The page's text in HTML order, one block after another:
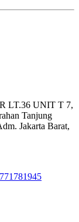
LT.36 UNIT T 7,
Tanjung
Jakarta Barat,